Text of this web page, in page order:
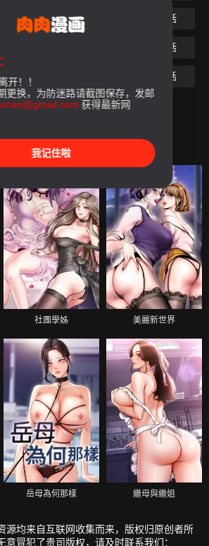
第18話 第19話 第20話
第24話
第26話 第28話
最終話
社團學姊 美麗新世界
岳母為何那樣 繼母與繼姐
源均来自互联网收集而来，版权归原创者所
意冒犯了贵司版权，请及时联系我们：
开！！
更换，为防迷路请截图保存，发邮
获得最新网
我记住啦